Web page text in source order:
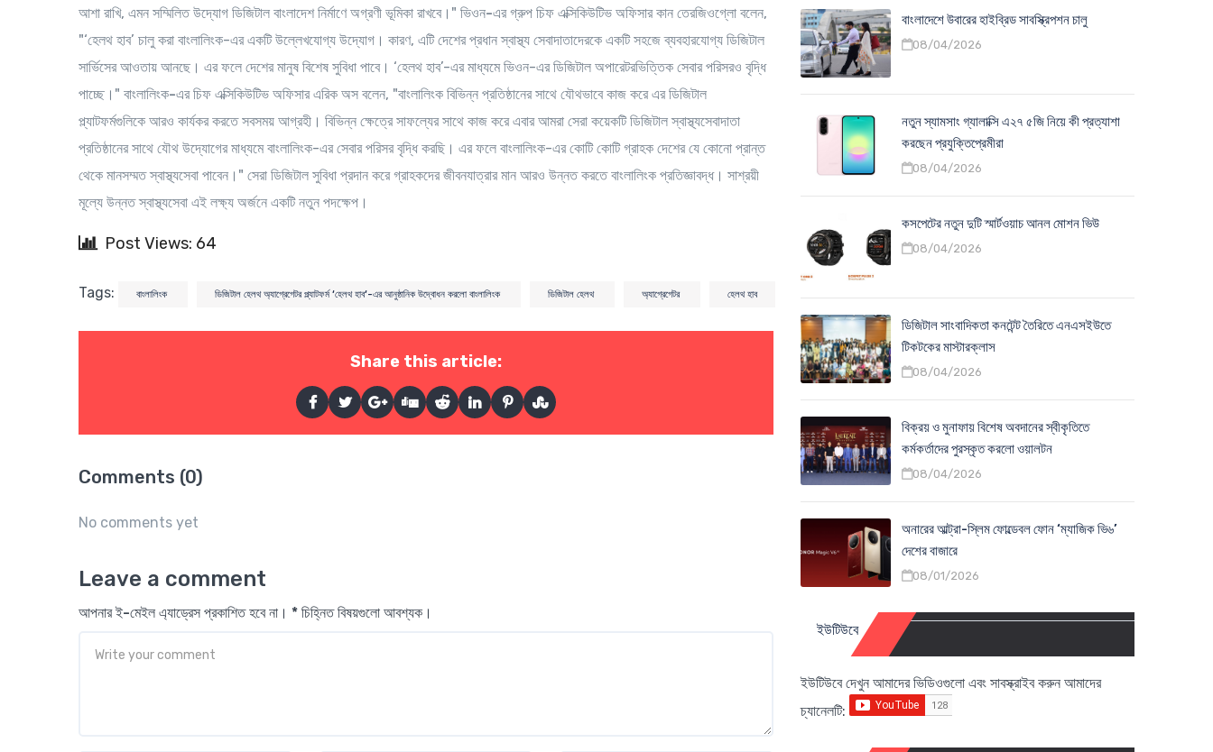
আশা রাখি, এমন সম্মিলিত উদ্যোগ ডিজিটাল বাংলাদেশ নির্মাণে অগ্রণী ভূমিকা রাখবে।" ভিওন-এর গ্রুপ চিফ এক্সিকিউটিভ অফিসার কান তেরজিওগ্লো বলেন,
"‘হেলথ হাব’ চালু করা বাংলালিংক-এর একটি উল্লেখযোগ্য উদ্যোগ। কারণ, এটি দেশের প্রধান স্বাস্থ্য সেবাদাতাদেরকে একটি সহজে ব্যবহারযোগ্য ডিজিটাল
সার্ভিসের আওতায় আনছে। এর ফলে দেশের মানুষ বিশেষ সুবিধা পাবে। ‘হেলথ হাব’-এর মাধ্যমে ভিওন-এর ডিজিটাল অপারেটরভিত্তিক সেবার পরিসরও বৃদ্ধি
পাচ্ছে।" বাংলালিংক-এর চিফ এক্সিকিউটিভ অফিসার এরিক অস বলেন, "বাংলালিংক বিভিন্ন প্রতিষ্ঠানের সাথে যৌথভাবে কাজ করে এর ডিজিটাল
প্ল্যাটফর্মগুলিকে আরও কার্যকর করতে সবসময় আগ্রহী। বিভিন্ন ক্ষেত্রে সাফল্যের সাথে কাজ করে এবার আমরা সেরা কয়েকটি ডিজিটাল স্বাস্থ্যসেবাদাতা
প্রতিষ্ঠানের সাথে যৌথ উদ্যোগের মাধ্যমে বাংলালিংক-এর সেবার পরিসর বৃদ্ধি করছি। এর ফলে বাংলালিংক-এর কোটি কোটি গ্রাহক দেশের যে কোনো প্রান্ত
থেকে মানসম্মত স্বাস্থ্যসেবা পাবেন।" সেরা ডিজিটাল সুবিধা প্রদান করে গ্রাহকদের জীবনযাত্রার মান আরও উন্নত করতে বাংলালিংক প্রতিজ্ঞাবদ্ধ। সাশ্রয়ী
মূল্যে উন্নত স্বাস্থ্যসেবা এই লক্ষ্য অর্জনে একটি নতুন পদক্ষেপ।
Post Views: 64
Tags: বাংলালিংক ডিজিটাল হেলথ অ্যাগ্রেগেটর প্ল্যাটফর্ম ‘হেলথ হাব‘-এর আনুষ্ঠানিক উদ্বোধন করলো বাংলালিংক ডিজিটাল হেলথ অ্যাগ্রেগেটর হেলথ হাব
Share this article:
Comments (0)
No comments yet
Leave a comment
আপনার ই-মেইল এ্যাড্রেস প্রকাশিত হবে না। * চিহ্নিত বিষয়গুলো আবশ্যক।
বাংলাদেশে উবারের হাইব্রিড সাবস্ক্রিপশন চালু
08/04/2026
নতুন স্যামসাং গ্যালাক্সি এ২৭ ৫জি নিয়ে কী প্রত্যাশা
করছেন প্রযুক্তিপ্রেমীরা
08/04/2026
কসপেটের নতুন দুটি স্মার্টওয়াচ আনল মোশন ভিউ
08/04/2026
ডিজিটাল সাংবাদিকতা কনটেন্ট তৈরিতে এনএসইউতে
টিকটকের মাস্টারক্লাস
08/04/2026
বিক্রয় ও মুনাফায় বিশেষ অবদানের স্বীকৃতিতে
কর্মকর্তাদের পুরস্কৃত করলো ওয়ালটন
08/04/2026
অনারের আল্ট্রা-স্লিম ফোল্ডেবল ফোন ‘ম্যাজিক ভি৬’
দেশের বাজারে
08/01/2026
ইউটিউবে
ইউটিউবে দেখুন আমাদের ভিডিওগুলো এবং সাবস্ক্রাইব করুন আমাদের
চ্যানেলটি: